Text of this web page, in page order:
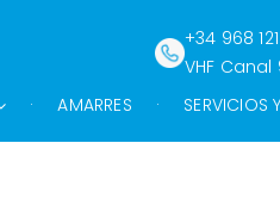
+34 968
VHF Canal
AMARRES SERVICIOS